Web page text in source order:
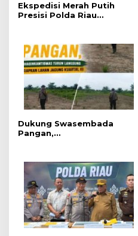
Ekspedisi Merah Putih
Presisi Polda Riau
Bantuan Untuk
Masyarakat Pesisir
Sinaboi
Dukung Swasembada
Pangan,
Jagung Kuartal III